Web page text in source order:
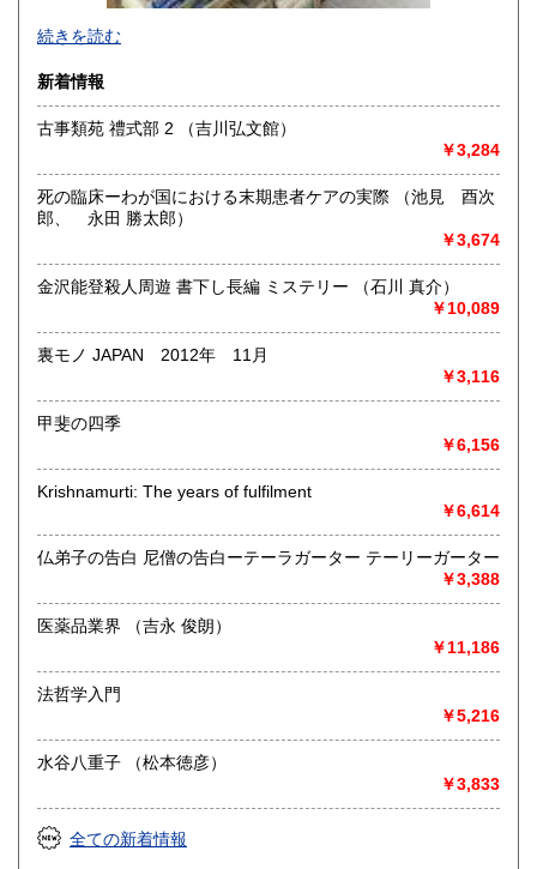
-
沿線名：-
最寄駅：-
営業時間：-
定休日：-
書籍の買取について
-
取り扱い分野
総記、哲学宗教、歴史、社会科学、自然科学、美術工芸、国
語国文、外国文学、古典籍、近代文献、趣味、外国書、サブ
カルチャー、古書一般（その他）
書籍全般
続きを読む
新着情報
古事類苑 禮式部 2 （吉川弘文館）
￥3,284
死の臨床ーわが国における末期患者ケアの実際 （池見 酉次
郎、 永田 勝太郎）
￥3,674
金沢能登殺人周遊 書下し長編 ミステリー （石川 真介）
￥10,089
裏モノ JAPAN 2012年 11月
￥3,116
甲斐の四季
￥6,156
Krishnamurti: The years of fulfilment
￥6,614
仏弟子の告白 尼僧の告白ーテーラガーター テーリーガーター
￥3,388
医薬品業界 （吉永 俊朗）
￥11,186
法哲学入門
￥5,216
水谷八重子 （松本徳彦）
￥3,833
全ての新着情報